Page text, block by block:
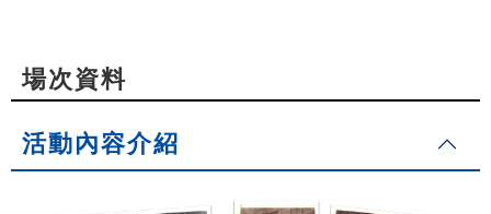
場次資料
活動內容介紹